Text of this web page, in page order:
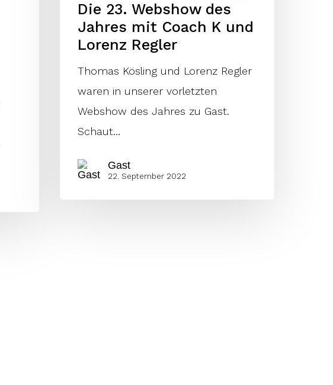
Die 23. Webshow des
Jahres mit Coach K und
Lorenz Regler
Thomas Kösling und Lorenz Regler
waren in unserer vorletzten
Webshow des Jahres zu Gast.
Schaut…
Gast
22. September 2022